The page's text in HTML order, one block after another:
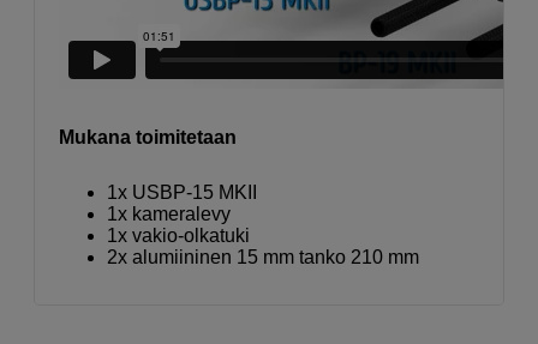
Mukana toimitetaan
1x USBP-15 MKII
1x kameralevy
1x vakio-olkatuki
2x alumiininen 15 mm tanko 210 mm